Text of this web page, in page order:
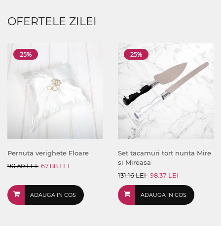
OFERTELE ZILEI
25%
Pernuta verighete Floare
90.50 LEI 67.88 LEI
ADAUGA IN COS
25%
Set tacamuri tort nunta Mire
si Mireasa
131.16 LEI 98.37 LEI
ADAUGA IN COS